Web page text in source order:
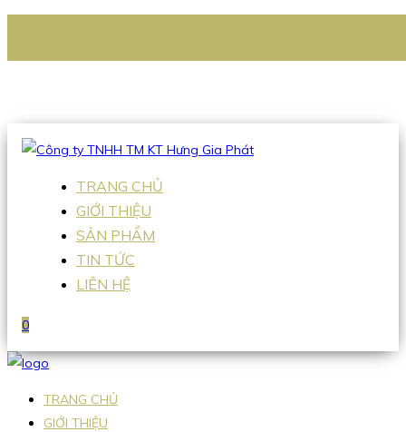
Hotline:0938 336 079
TRANG CHỦ
GIỚI THIỆU
SẢN PHẨM
TIN TỨC
LIÊN HỆ
0
TRANG CHỦ
GIỚI THIỆU